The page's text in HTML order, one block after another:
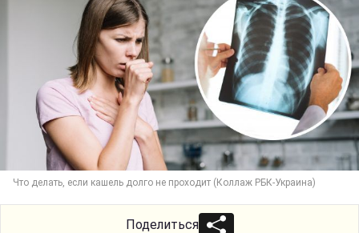
Что делать, если кашель долго не проходит (Коллаж РБК-Украина)
Поделиться